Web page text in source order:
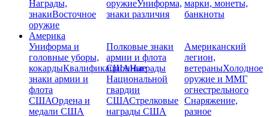
Награды,
знакиВосточное
оружие
оружиеУниформа,
знаки различия
марки, монеты,
банкноты
Америка
Униформа и
головные уборы,
кокардыКвалификационные
знаки армии и
флота
СШАОрдена и
медали США
Полковые знаки
армии и флота
СШАНаграды
Национальной
гвардии
СШАСтрелковые
награды США
Американский
легион,
ветераныХолодное
оружие и ММГ
огнестрельного
Снаряжение,
разное